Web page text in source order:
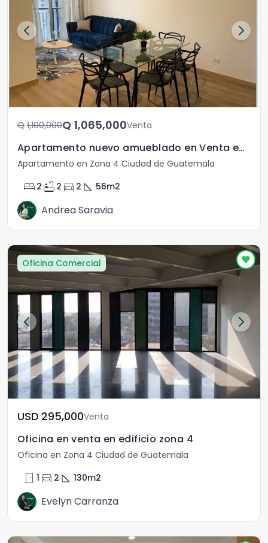
Q	1,100,000 Q	1,065,000Venta
Apartamento nuevo amueblado en Venta en Zona 4
Apartamento en Zona 4 Ciudad de Guatemala
bed 2 bathtub 2 directions_car 2 square_foot 56m2
Andrea Saravia
Oficina Comercial
USD	295,000Venta
Oficina en venta en edificio zona 4
Oficina en Zona 4 Ciudad de Guatemala
door_front 1 directions_car 2 square_foot 130m2
Evelyn Carranza